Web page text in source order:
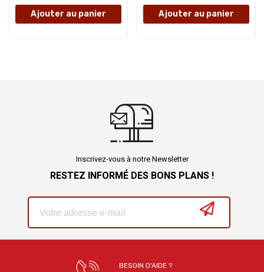
Ajouter au panier Ajouter au panier
Inscrivez-vous à notre Newsletter
RESTEZ INFORMÉ DES BONS PLANS !
BESOIN D'AIDE ?